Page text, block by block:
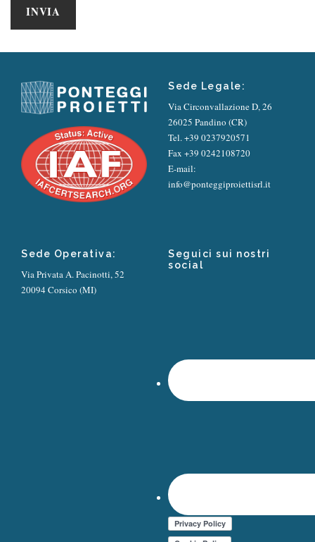
Sede Legale:
Via Circonvallazione D, 26
26025 Pandino (CR)
Tel.+39 0237920571
Fax +39 0242108720
E-mail:
info@ponteggiproiettisrl.it
Sede Operativa:
Via Privata A. Pacinotti, 52
20094 Corsico (MI)
Seguici sui nostri
social